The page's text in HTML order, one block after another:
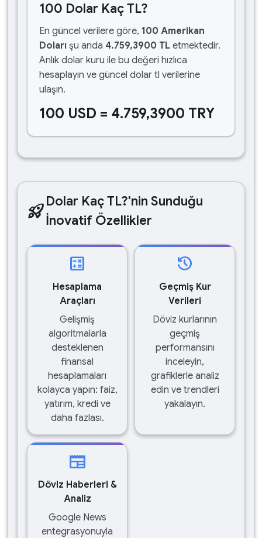
100 Dolar Kaç TL?
En güncel verilere göre, 100 Amerikan
Doları şu anda 4.759,3900 TL etmektedir.
Anlık dolar kuru ile bu değeri hızlıca
hesaplayın ve güncel dolar tl verilerine
ulaşın.
100 USD = 4.759,3900 TRY
rocket_launchDolar Kaç TL?'nin Sunduğu
İnovatif Özellikler
calculate
Hesaplama
Araçları
Gelişmiş
algoritmalarla
desteklenen
finansal
hesaplamaları
kolayca yapın: faiz,
yatırım, kredi ve
daha fazlası.
history
Geçmiş Kur
Verileri
Döviz kurlarının
geçmiş
performansını
inceleyin,
grafiklerle analiz
edin ve trendleri
yakalayın.
newspaper
Döviz Haberleri &
Analiz
Google News
entegrasyonuyla